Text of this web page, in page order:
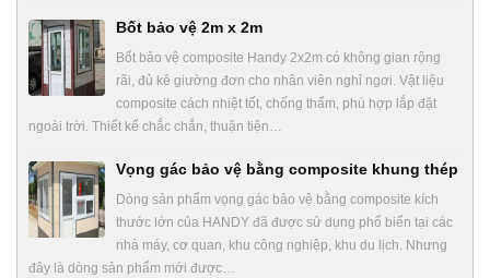
Bốt bảo vệ 2m x 2m
Bốt bảo vệ composite Handy 2x2m có không gian rộng
rãi, đủ kê giường đơn cho nhân viên nghỉ ngơi. Vật liệu
composite cách nhiệt tốt, chống thấm, phù hợp lắp đặt
ngoài trời. Thiết kế chắc chắn, thuận tiện…
Vọng gác bảo vệ bằng composite khung thép
Dòng sản phẩm vọng gác bảo vệ bằng composite kích
thước lớn của HANDY đã được sử dụng phổ biến tại các
nhà máy, cơ quan, khu công nghiệp, khu du lịch. Nhưng
đây là dòng sản phẩm mới được…